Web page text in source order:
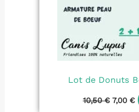
Lot de Donuts
10,50€ 7,00 €